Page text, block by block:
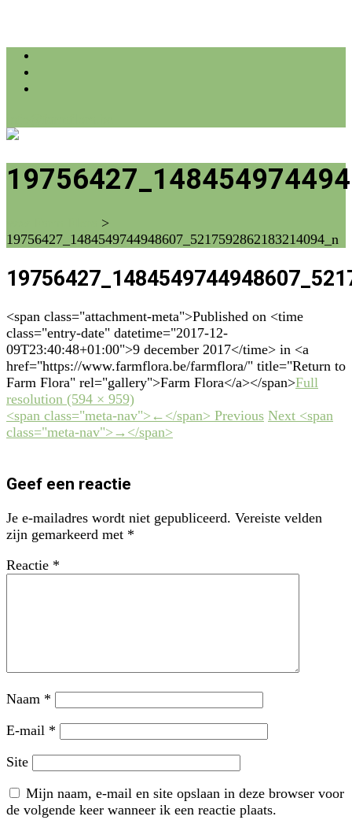
>
19756427_1484549744948607_5217592862183214094_n
<span class="attachment-meta">Published on <time
class="entry-date" datetime="2017-12-
09T23:40:48+01:00">9 december 2017</time> in <a
href="https://www.farmflora.be/farmflora/" title="Return to
Farm Flora" rel="gallery">Farm Flora</a></span>Full
resolution (594 × 959)
<span class="meta-nav">←</span> Previous Next <span
class="meta-nav">→</span>
Geef een reactie
Je e-mailadres wordt niet gepubliceerd. Vereiste velden
zijn gemarkeerd met *
Reactie *
Naam *
E-mail *
Site
Mijn naam, e-mail en site opslaan in deze browser voor
de volgende keer wanneer ik een reactie plaats.